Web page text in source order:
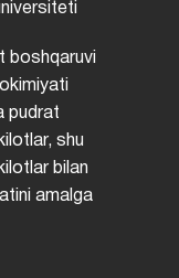
boshqaruvi
pudrat
shu
bilan
amalga